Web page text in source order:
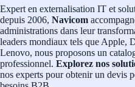
Expert en externalisation IT et
depuis 2006, Navicom
administrations dans leur
leaders mondiaux tels que Apple,
Lenovo, nous proposons un
professionnel. Explorez nos
nos experts pour obtenir un devis